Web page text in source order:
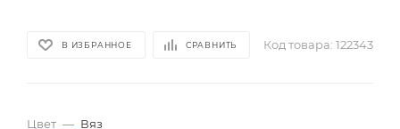
В ИЗБРАННОЕ СРАВНИТЬ Код товара: 122343
Цвет — Вяз